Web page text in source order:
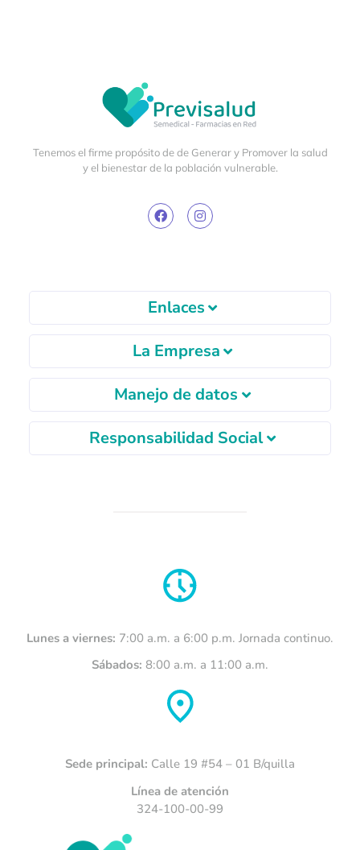
Tenemos el firme propósito de de Generar y Promover la salud
y el bienestar de la población vulnerable.
Enlaces
La Empresa
Manejo de datos
Responsabilidad Social
Lunes a viernes: 7:00 a.m. a 6:00 p.m. Jornada continuo.
Sábados: 8:00 a.m. a 11:00 a.m.
Sede principal: Calle 19 #54 – 01 B/quilla
Línea de atención
324-100-00-99